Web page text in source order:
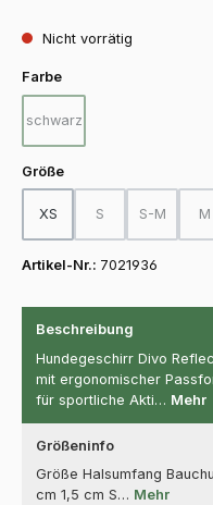
Nicht vorrätig
Farbeauswählen
schwarz
(Diese Option ist zurzeit
Größeauswählen
XS S
(Diese Option ist
S-M
(Diese
M
Artikel-Nr.: 7021936
Beschreibung
Hundegeschirr Divo
mit ergonomischer
für sportliche Akti… Mehr
Größeninfo
Größe Halsumfang
cm 1,5 cm S… Mehr